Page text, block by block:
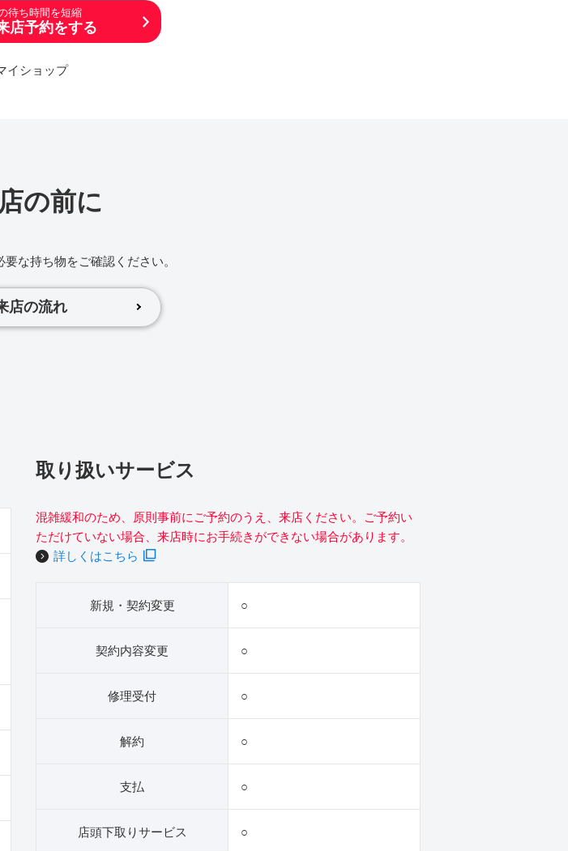
待ち時間を短縮
店予約をする
イショップ
の前に
な持ち物をご確認ください。
店の流れ
取り扱いサービス
混雑緩和のため、原則事前にご予約のうえ、来店ください。ご予約い
ただけていない場合、来店時にお手続きができない場合があります。
詳しくはこちら
新規・契約変更 ○
契約内容変更 ○
修理受付 ○
解約 ○
支払 ○
店頭下取りサービス ○